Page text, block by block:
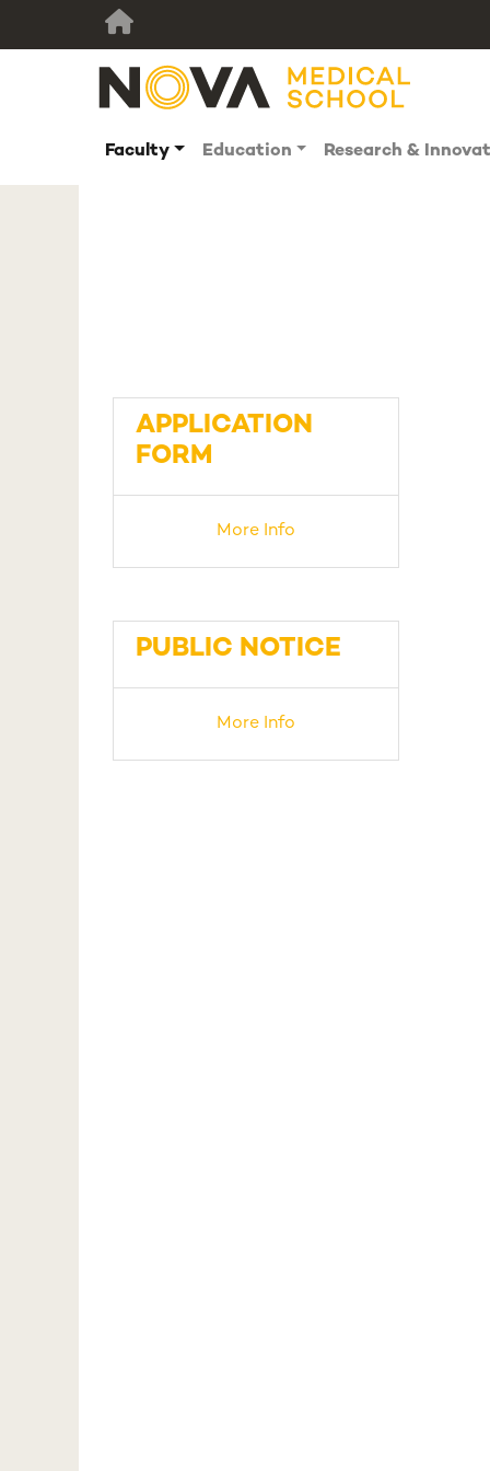
Faculty Education Research &
APPLICATION
FORM
More Info
PUBLIC NOTICE
More Info